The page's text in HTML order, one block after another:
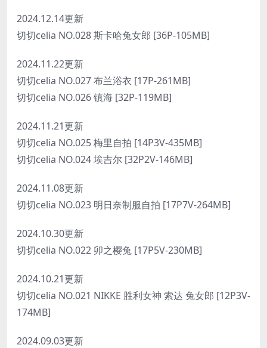
2024.12.14更新
切切celia NO.028 斯卡哈兔女郎 [36P-105MB]
2024.11.22更新
切切celia NO.027 布兰浴衣 [17P-261MB]
切切celia NO.026 镇海 [32P-119MB]
2024.11.21更新
切切celia NO.025 梅里自拍 [14P3V-435MB]
切切celia NO.024 埃吉尔 [32P2V-146MB]
2024.11.08更新
切切celia NO.023 明日奈制服自拍 [17P7V-264MB]
2024.10.30更新
切切celia NO.022 卯之樱兔 [17P5V-230MB]
2024.10.21更新
切切celia NO.021 NIKKE 胜利女神 索达 兔女郎 [12P3V-
174MB]
2024.09.03更新